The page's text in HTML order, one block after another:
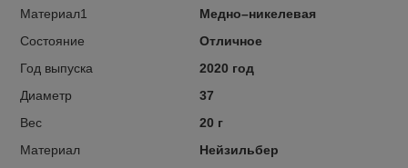
Материал1
Медно–никелевая
Состояние
Отличное
Год выпуска
2020 год
Диаметр
37
Вес
20 г
Материал
Нейзильбер